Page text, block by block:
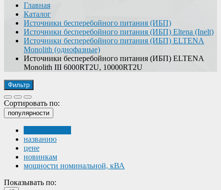
Главная
Каталог
Источники бесперебойного питания (ИБП)
Источники бесперебойного питания (ИБП) Eltena (Inelt)
Источники бесперебойного питания (ИБП) ELTENA
Monolith (однофазные)
Источники бесперебойного питания (ИБП) ELTENA
Monolith III 6000RT2U, 10000RT2U
Фильтр
Сортировать по:
популярности
названию
цене
новинкам
мощности номинальной, кВА
Показывать по: